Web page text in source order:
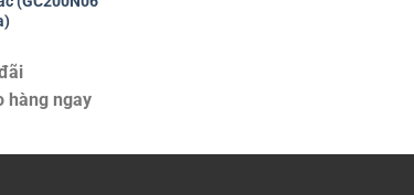
hàng ngay